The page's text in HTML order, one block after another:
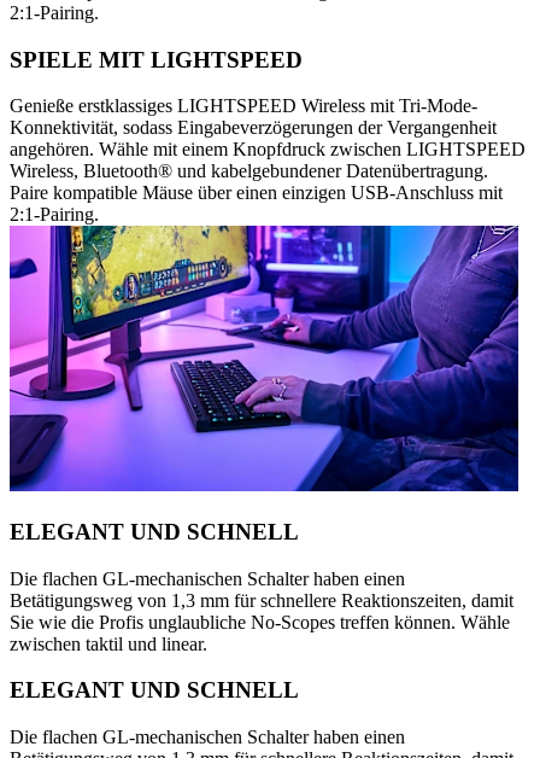
2:1-Pairing.
SPIELE MIT LIGHTSPEED
Genieße erstklassiges LIGHTSPEED Wireless mit Tri-Mode-
Konnektivität, sodass Eingabeverzögerungen der Vergangenheit
angehören. Wähle mit einem Knopfdruck zwischen LIGHTSPEED
Wireless, Bluetooth® und kabelgebundener Datenübertragung.
Paire kompatible Mäuse über einen einzigen USB-Anschluss mit
2:1-Pairing.
ELEGANT UND SCHNELL
Die flachen GL-mechanischen Schalter haben einen
Betätigungsweg von 1,3 mm für schnellere Reaktionszeiten, damit
Sie wie die Profis unglaubliche No-Scopes treffen können. Wähle
zwischen taktil und linear.
ELEGANT UND SCHNELL
Die flachen GL-mechanischen Schalter haben einen